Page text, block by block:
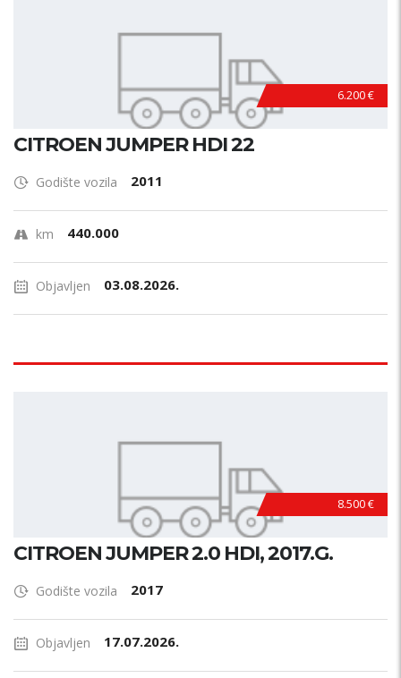
6.200 €
CITROEN JUMPER HDI 22
Godište vozila 2011
km 440.000
Objavljen 03.08.2026.
8.500 €
CITROEN JUMPER 2.0 HDI, 2017.G.
Godište vozila 2017
Objavljen 17.07.2026.